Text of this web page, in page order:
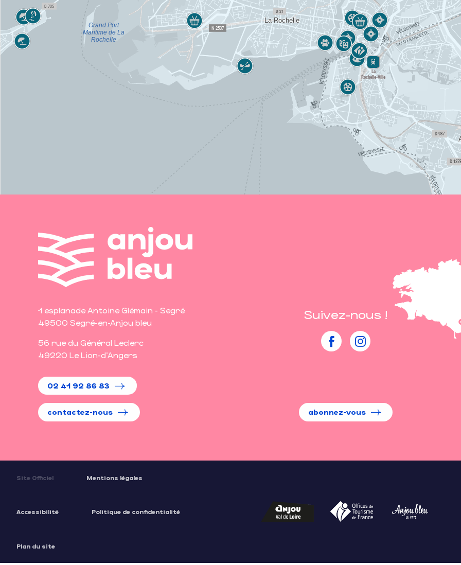
1 esplanade Antoine Glémain - Segré
49500 Segré-en-Anjou bleu
56 rue du Général Leclerc
49220 Le Lion-d'Angers
02 41 92 86 83
contactez-nous
Suivez-nous !
abonnez-vous
Site Officiel Mentions légales
Accessibilité Politique de confidentialité
Plan du site